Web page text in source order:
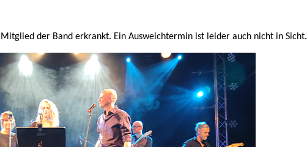
der Band erkrankt. Ein Ausweichtermin ist leider auch nicht in Sicht.